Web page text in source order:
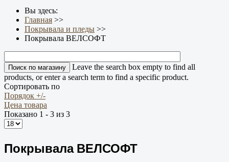
Вы здесь:
Главная >>
Покрывала и пледы >>
Покрывала ВЕЛСОФТ
Leave the search box empty to find all
products, or enter a search term to find a specific product.
Сортировать по
Порядок +/-
Цена товара
Показано 1 - 3 из 3
Покрывала ВЕЛСОФТ